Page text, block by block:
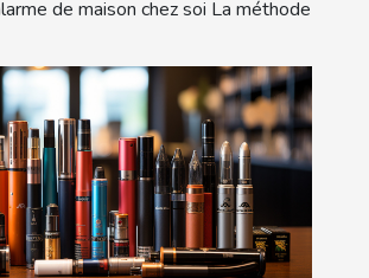
de maison chez soi La méthode